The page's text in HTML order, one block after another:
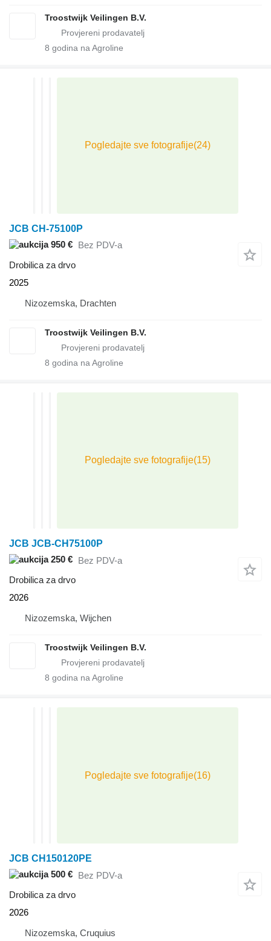
Troostwijk Veilingen B.V.
8 godina na Agroline
JCB CH-75100P
950 €
Bez PDV-a
Drobilica za drvo
2025
Nizozemska, Drachten
Troostwijk Veilingen B.V.
8 godina na Agroline
JCB JCB-CH75100P
250 € Bez PDV-a
Drobilica za drvo
2026
Nizozemska, Wijchen
Troostwijk Veilingen B.V.
8 godina na Agroline
JCB CH150120PE
500 € Bez PDV-a
Drobilica za drvo
2026
Nizozemska, Cruquius